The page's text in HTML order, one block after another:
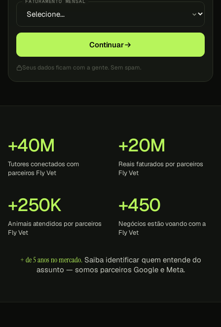
Continuar
Seus dados ficam com a gente. Sem spam.
+40M
Tutores conectados com
parceiros Fly Vet
+20M
Reais faturados por parceiros
Fly Vet
+250K
Animais atendidos por parceiros
Fly Vet
+450
Negócios estão voando com a
Fly Vet
+ de 5 anos no mercado.Saiba identificar quem entende do
assunto — somos parceiros Google e Meta.